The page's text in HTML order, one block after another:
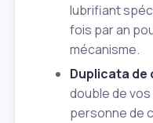
lubrifiant
fois par an
mécanisme.
Duplicata de
double de
personne de